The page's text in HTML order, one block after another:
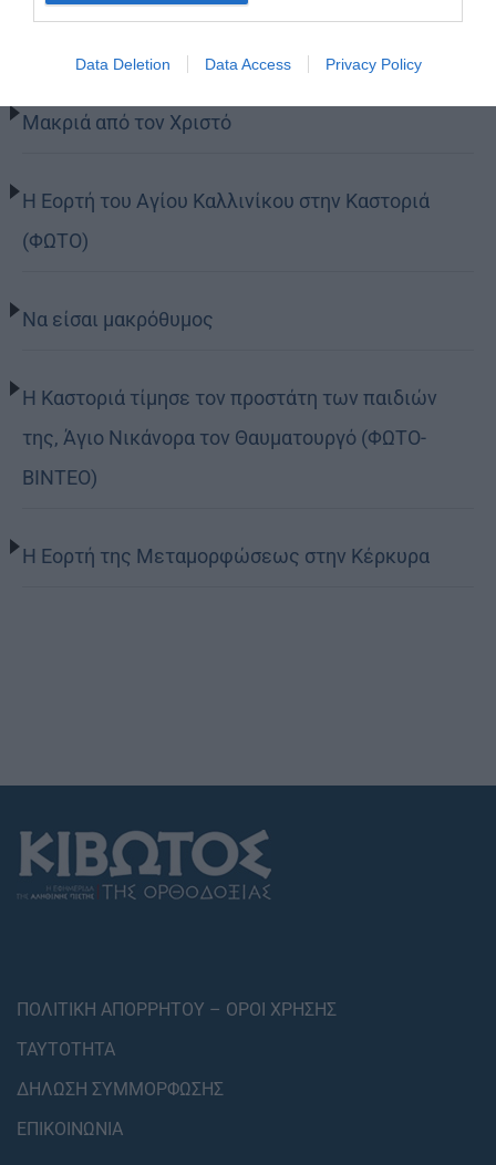
Data Deletion Data Access Privacy Policy
Μακριά από τον Χριστό
Η Εορτή του Αγίου Καλλινίκου στην Καστοριά
(ΦΩΤΟ)
Να είσαι μακρόθυμος
Η Καστοριά τίμησε τον προστάτη των παιδιών
της, Άγιο Νικάνορα τον Θαυματουργό (ΦΩΤΟ-
ΒΙΝΤΕΟ)
Η Εορτή της Μεταμορφώσεως στην Κέρκυρα
ΠΟΛΙΤΙΚΗ ΑΠΟΡΡΗΤΟΥ – ΟΡΟΙ ΧΡΗΣΗΣ
ΤΑΥΤΟΤΗΤΑ
ΔΗΛΩΣΗ ΣΥΜΜΟΡΦΩΣΗΣ
ΕΠΙΚΟΙΝΩΝΙΑ